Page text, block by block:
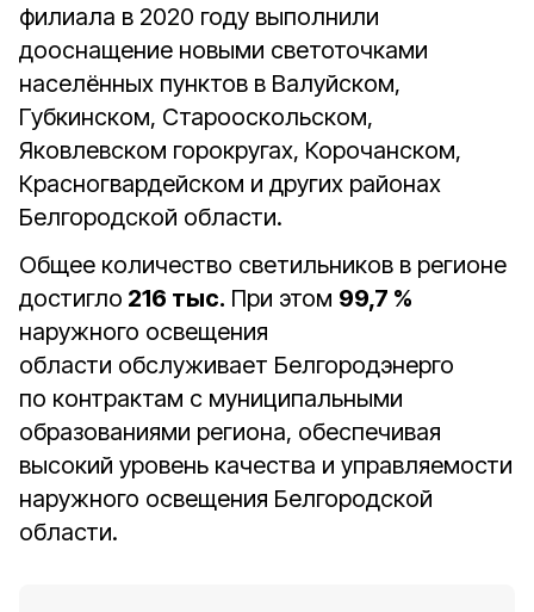
филиала в 2020 году выполнили
дооснащение новыми светоточками
населённых пунктов в Валуйском,
Губкинском, Старооскольском,
Яковлевском горокругах, Корочанском,
Красногвардейском и других районах
Белгородской области.
Общее количество светильников в регионе
достигло 216 тыс. При этом 99,7 %
наружного освещения
области обслуживает Белгородэнерго
по контрактам с муниципальными
образованиями региона, обеспечивая
высокий уровень качества и управляемости
наружного освещения Белгородской
области.